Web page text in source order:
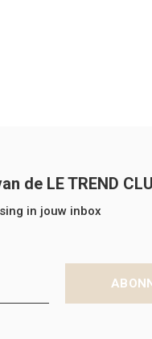
de LE TREND
in jouw inbox